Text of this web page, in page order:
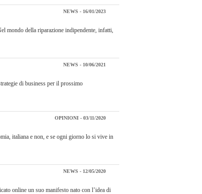
NEWS - 16/01/2023
mondo della riparazione indipendente, infatti,
NEWS - 10/06/2021
di business per il prossimo
OPINIONI - 03/11/2020
italiana e non, e se ogni giorno lo si vive in
NEWS - 12/05/2020
online un suo manifesto nato con l’idea di